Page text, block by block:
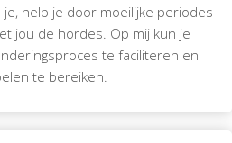
help je door moeilijke periodes
jou de hordes. Op mij kun je
te faciliteren en
te bereiken.